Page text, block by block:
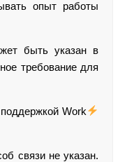
опыт работы
быть указан в
требование для
Work
связи не указан.